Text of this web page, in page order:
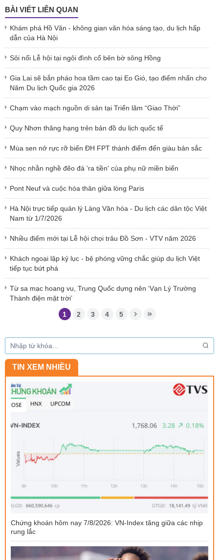
BÀI VIẾT LIÊN QUAN
Khám phá Hồ Văn - không gian văn hóa sáng tạo, du lịch hấp
dẫn của Hà Nội
Sôi nổi Lễ hội tại ngôi đình cổ bên bờ sông Hồng
Gia Lai sẽ bắn pháo hoa tầm cao tại Eo Gió, tạo điểm nhấn cho
Năm Du lịch Quốc gia 2026
Chạm vào mạch nguồn di sản tại Triển lãm “Giao Thời”
Quy Nhơn thăng hạng trên bản đồ du lịch quốc tế
Mùa sen nở rực rỡ biến ĐH FPT thành điểm đến giàu bản sắc
Nhọc nhằn nghề đẽo đá 'ra tiền' của phụ nữ miền biển
Pont Neuf và cuộc hóa thân giữa lòng Paris
Hà Nội trực tiếp quản lý Làng Văn hóa - Du lịch các dân tộc Việt
Nam từ 1/7/2026
Nhiều điểm mới tại Lễ hội chọi trâu Đồ Sơn - VTV năm 2026
Khách ngoại lập kỷ lục - bệ phóng vững chắc giúp du lịch Việt
tiếp tục bứt phá
Từ sa mạc hoang vu, Trung Quốc dựng nên ‘Vạn Lý Trường
Thành điện mặt trời’
1 2 3 4 5
TIN XEM NHIỀU
Chứng khoán hôm nay 7/8/2026: VN-Index tăng giữa các nhịp
rung lắc